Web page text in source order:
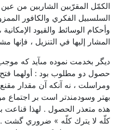
الكمّل المقرّبين الشاربين من
السلسبيل الفكري والكافور
وأحكام الوسائط والقيود الإمكانية
المشار إليها في التنزيل ، فإنها
ديگر بخدمت نموده مىآيد كه
حصول دو مطلوب بود : أولهما
ومراسلت ، نه آنكه آن مقدار
بهتر وسودمندتر است بر
هذه متعذر الحصول . لهذا قناعت
كلّه لا يترك كلّه » ضروري گشت